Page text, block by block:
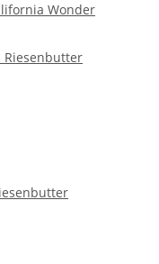
Wonder